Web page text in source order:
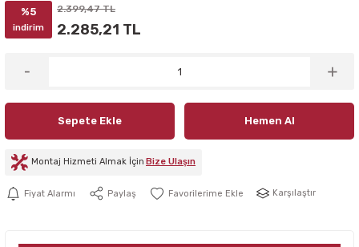
%5
indirim
2.399,47 TL
2.285,21 TL
Sepete Ekle Hemen Al
Montaj Hizmeti Almak İçin Bize Ulaşın
Fiyat Alarmı Paylaş Karşılaştır